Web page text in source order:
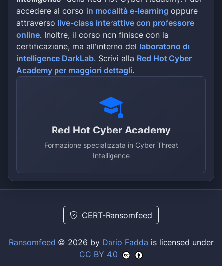
accedere al corso in modalità e-learning oppure
attraverso live-class interattive con professore
online. Inoltre, il corso non finisce con la
certificazione, ma all'interno del laboratorio di
intelligence DarkLab. Scrivi alla Red Hot Cyber
Academy per maggiori dettagli.
Red Hot Cyber Academy
Formazione specializzata in Cyber Threat
Intelligence
CERT-Ransomfeed
Ransomfeed © 2026 by Dario Fadda is licensed under
CC BY 4.0